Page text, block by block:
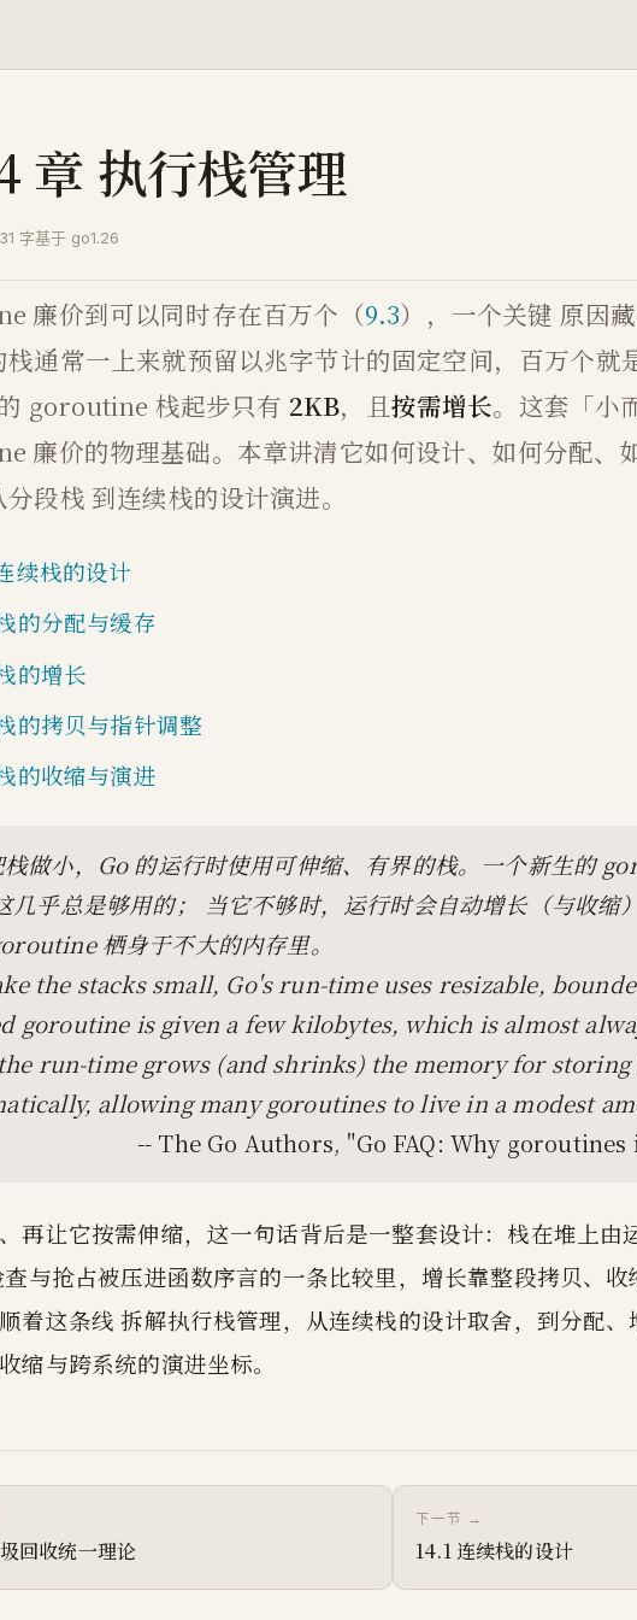
章 执行栈管理
字基于 go1.26
廉价到可以同时存在百万个（9.3），一个关键 原因
栈通常一上来就预留以兆字节计的固定空间，百万个就
goroutine 栈起步只有 2KB，且按需增长。这套「小
廉价的物理基础。本章讲清它如何设计、如何分配、
段栈 到连续栈的设计演进。
续栈的设计
的分配与缓存
的增长
的拷贝与指针调整
的收缩与演进
栈做小，Go 的运行时使用可伸缩、有界的栈。一个新生的
几乎总是够用的； 当它不够时，运行时会自动增长（与收缩
栖身于不大的内存里。
the stacks small, Go's run-time uses resizable,
goroutine is given a few kilobytes, which is almost
run-time grows (and shrinks) the memory for storing
allowing many goroutines to live in a modest
-- The Go Authors, "Go FAQ: Why
再让它按需伸缩，这一句话背后是一整套设计：栈在堆上由
与抢占被压进函数序言的一条比较里，增长靠整段拷贝、
着这条线 拆解执行栈管理，从连续栈的设计取舍，到分配
缩与跨系统的演进坐标。
回收统一理论
下一节 →
14.1 连续栈的设计